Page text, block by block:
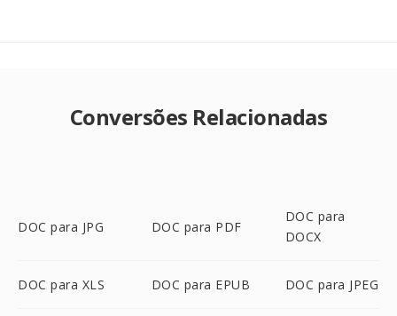
Conversões Relacionadas
DOC para JPG DOC para PDF
DOC para
DOCX
DOC para XLS DOC para EPUB DOC para JPEG